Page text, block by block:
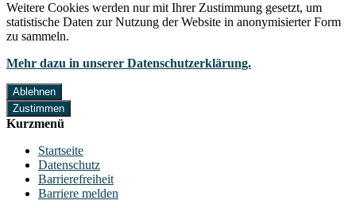
Weitere Cookies werden nur mit Ihrer Zustimmung gesetzt, um
statistische Daten zur Nutzung der Website in anonymisierter Form
zu sammeln.
Mehr dazu in unserer Datenschutzerklärung.
Ablehnen
Zustimmen
Kurzmenü
Startseite
Datenschutz
Barrierefreiheit
Barriere melden